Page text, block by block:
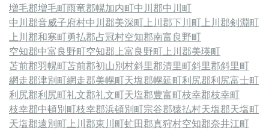
増毛郡増毛町雨竜郡幌加内町中川郡中川町
中川郡音威子府村中川郡美深町 上川郡下川町 上川郡剣淵町
上川郡和寒町勇払郡占冠村空知郡南富良野町
空知郡中富良野町空知郡上富良野町 上川郡美瑛町
苫前郡羽幌町苫前郡初山別村斜里郡清里町斜里郡斜里町
網走郡津別町網走郡美幌町天塩郡幌延町利尻郡利尻富士町
利尻郡利尻町礼文郡礼文町天塩郡豊富町枝幸郡枝幸町
枝幸郡中頓別町枝幸郡浜頓別町宗谷郡猿払村天塩郡天塩町
天塩郡遠別町 上川郡東川町虻田郡真狩村空知郡奈井江町